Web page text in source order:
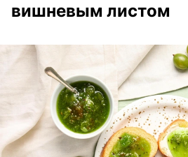
вишневым листом